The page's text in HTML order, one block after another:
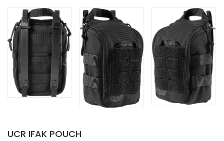
UCR IFAK POUCH